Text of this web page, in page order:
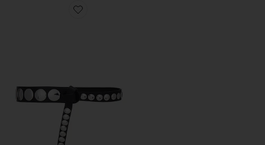
Favorite CRESCENDO アクセサリー